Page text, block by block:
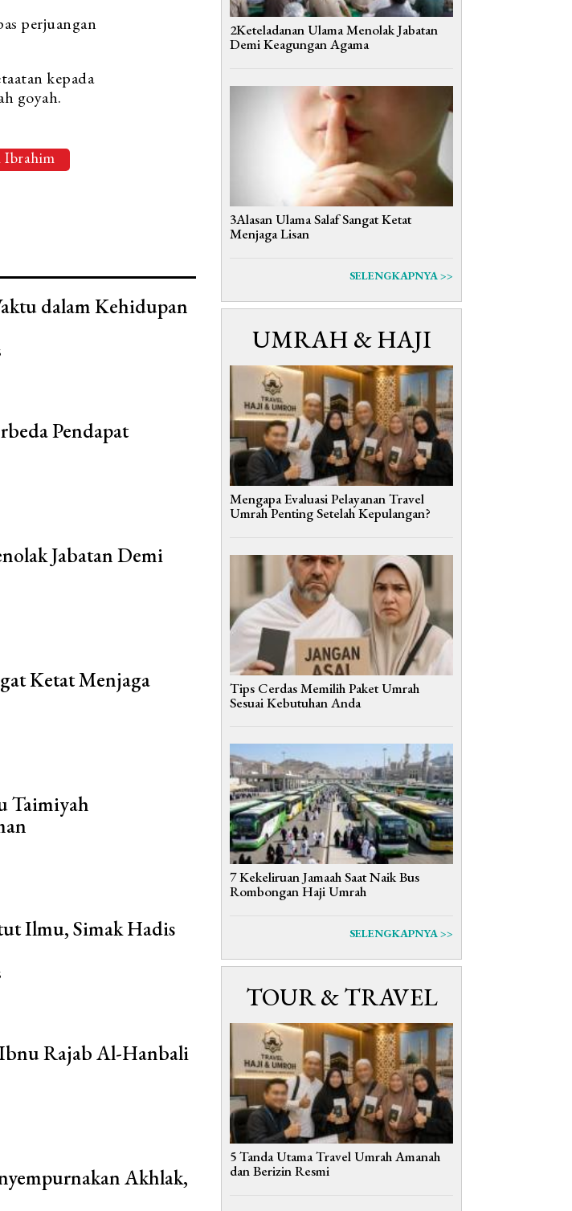
perjuangan
kepada
goyah.
Ibrahim
dalam Kehidupan
Pendapat
Jabatan Demi
Ketat Menjaga
Taimiyah
Ilmu, Simak Hadis
Rajab Al-Hanbali
Akhlak,
2Keteladanan Ulama Menolak Jabatan
Demi Keagungan Agama
3Alasan Ulama Salaf Sangat Ketat
Menjaga Lisan
SELENGKAPNYA >>
UMRAH & HAJI
Mengapa Evaluasi Pelayanan Travel
Umrah Penting Setelah Kepulangan?
Tips Cerdas Memilih Paket Umrah
Sesuai Kebutuhan Anda
7 Kekeliruan Jamaah Saat Naik Bus
Rombongan Haji Umrah
SELENGKAPNYA >>
TOUR & TRAVEL
5 Tanda Utama Travel Umrah Amanah
dan Berizin Resmi